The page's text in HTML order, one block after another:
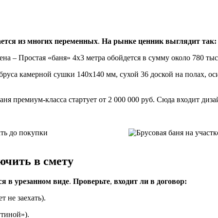
из многих переменных. На рынке ценник выглядит так:
– Простая «баня» 4х3 метра обойдется в сумму около 780
камерной сушки 140х140 мм, сухой 36 доской на полах,
премиум-класса стартует от 2 000 000 руб. Сюда входит
в смету
в урезанном виде. Проверьте, входит ли в договор:
не заехать).